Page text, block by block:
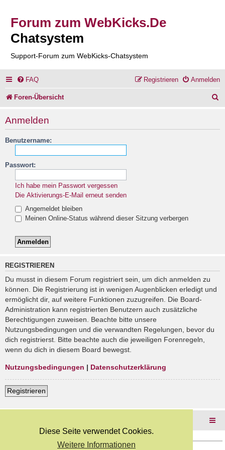
Diese Seite verwendet Cookies.
Weitere Informationen
Forum zum WebKicks.De
Chatsystem
Support-Forum zum WebKicks-Chatsystem
FAQ Anmelden
Registrieren
Foren-Übersicht
Anmelden
Benutzername:
Passwort:
Ich habe mein Passwort vergessen
Die Aktivierungs-E-Mail erneut senden
Angemeldet bleiben
Meinen Online-Status während dieser Sitzung verbergen
REGISTRIEREN
Du musst in diesem Forum registriert sein, um dich anmelden zu
können. Die Registrierung ist in wenigen Augenblicken erledigt und
ermöglicht dir, auf weitere Funktionen zuzugreifen. Die Board-
Administration kann registrierten Benutzern auch zusätzliche
Berechtigungen zuweisen. Beachte bitte unsere
Nutzungsbedingungen und die verwandten Regelungen, bevor du
dich registrierst. Bitte beachte auch die jeweiligen Forenregeln,
wenn du dich in diesem Board bewegst.
Nutzungsbedingungen | Datenschutzerklärung
Registrieren